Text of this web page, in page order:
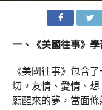
一、《美國往事》學
《美國往事》包含
切。友情、愛情、
願醒來的夢，當面